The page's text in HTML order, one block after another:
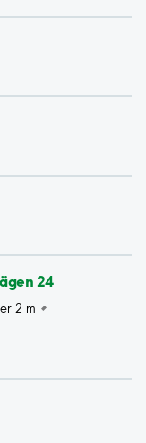
24
2 m